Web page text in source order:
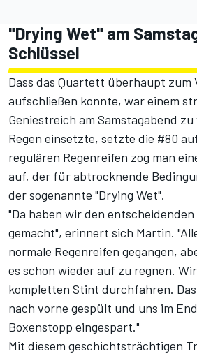
"Drying Wet" am
Schlüssel
Dass das Quartett überhaupt zum
aufschließen konnte, war einem
Geniestreich am Samstagabend
Regen einsetzte, setzte die #80
regulären Regenreifen zog man
auf, der für abtrocknende
der sogenannte "Drying Wet".
"Da haben wir den
gemacht", erinnert sich Martin.
normale Regenreifen gegangen,
es schon wieder auf zu regnen.
kompletten Stint durchfahren.
nach vorne gespült und uns im
Boxenstopp eingespart."
Mit diesem geschichtsträchtigen